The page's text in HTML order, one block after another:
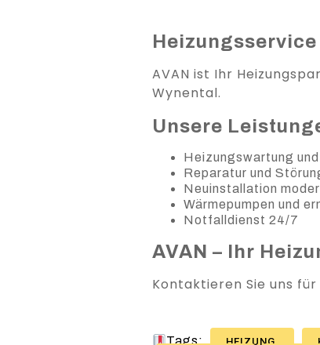
AVAN ist Ihr
Wynental.
Unsere
Heizungswartung
Reparatur und
Neuinstallation
Wärmepumpen und
Notfalldienst 24/7
AVAN – Ihr
Kontaktieren Sie uns
Tags: HEIZUNG